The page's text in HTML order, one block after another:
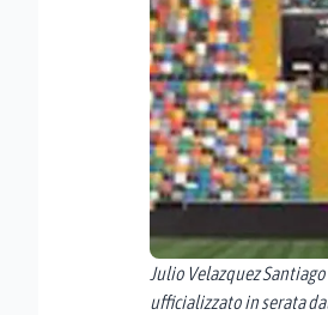
Julio Velazquez
ufficializzato in serata